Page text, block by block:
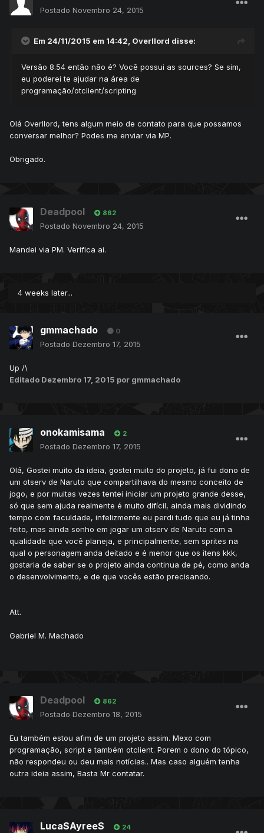
Postado Novembro 24, 2015
Em 24/11/2015 em 14:42, Overllord disse:
Versão 8.54 então não é? Você possui as sources? Se sim,
eu poderei te ajudar na área de
programação/otclient/scripting
Olá Overllord, tens algum meio de contato para que possamos
conversar melhor? Podes me enviar via MP.
Obrigado.
Deadpool 862
Postado Novembro 24, 2015
Mandei via PM. Verifica ai.
4 weeks later...
gmmachado 0
Postado Dezembro 17, 2015
Up /\
Editado Dezembro 17, 2015 por gmmachado
onokamisama 2
Postado Dezembro 17, 2015
Olá, Gostei muito da ideia, gostei muito do projeto, já fui dono de
um otserv de Naruto que compartilhava do mesmo conceito de
jogo, e por muitas vezes tentei iniciar um projeto grande desse,
só que sem ajuda realmente é muito difícil, ainda mais dividindo
tempo com faculdade, infelizmente eu perdi tudo que eu já tinha
feito, mas ainda sonho em jogar um otserv de Naruto com a
qualidade que você planeja, e principalmente, sem sprites na
qual o personagem anda deitado e é menor que os itens kkk,
gostaria de saber se o projeto ainda continua de pé, como anda
o desenvolvimento, e de que vocês estão precisando.
Att.
Gabriel M. Machado
Deadpool 862
Postado Dezembro 18, 2015
Eu também estou afim de um projeto assim. Mexo com
programação, script e também otclient. Porem o dono do tópico,
não respondeu ou deu mais notícias.. Mas caso alguém tenha
outra ideia assim, Basta Mr contatar.
LucaSAyreeS 24